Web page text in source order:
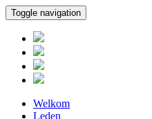
Toggle navigation
Welkom
Leden